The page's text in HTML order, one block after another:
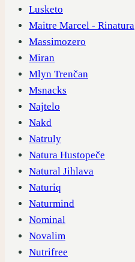
Lusketo
Maitre Marcel - Rinatura
Massimozero
Miran
Mlyn Trenčan
Msnacks
Najtelo
Nakd
Natruly
Natura Hustopeče
Natural Jihlava
Naturiq
Naturmind
Nominal
Novalim
Nutrifree